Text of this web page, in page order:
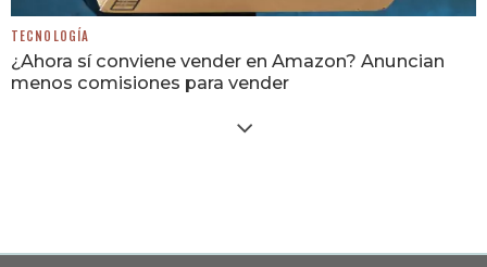
TECNOLOGÍA
¿Ahora sí conviene vender en Amazon? Anuncian
menos comisiones para vender